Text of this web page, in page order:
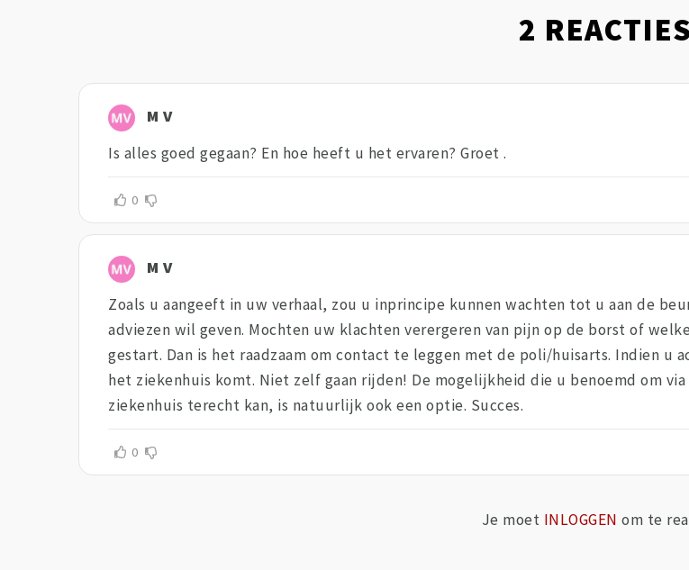
2 REACTIES
M V
Is alles goed gegaan? En hoe heeft u het ervaren? Groet .
0
M V
Zoals u aangeeft in uw verhaal, zou u inprincipe kunnen wachten tot u aan de
adviezen wil geven. Mochten uw klachten verergeren van pijn op de borst of
gestart. Dan is het raadzaam om contact te leggen met de poli/huisarts. Indien u
het ziekenhuis komt. Niet zelf gaan rijden! De mogelijkheid die u benoemd om
ziekenhuis terecht kan, is natuurlijk ook een optie. Succes.
0
Je moet INLOGGEN om te